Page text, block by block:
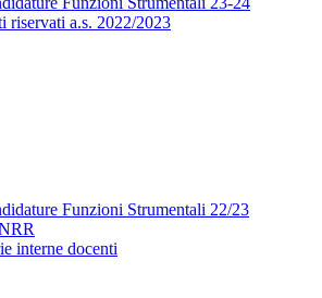
riservati a.s. 2022/2023
Funzioni Strumentali 22/23
interne docenti